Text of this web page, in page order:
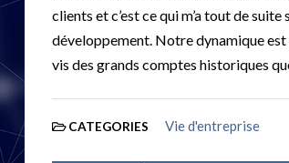
clients et c’est ce qui m’a tout de
développement. Notre dynamique
vis des grands comptes historiques
CATEGORIES Vie d'entreprise